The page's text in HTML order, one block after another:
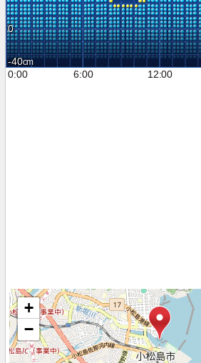
0
-40
0:00
6:00 12:00
+
−